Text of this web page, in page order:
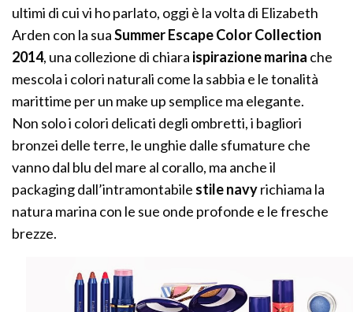
ultimi di cui vi ho parlato, oggi è la volta di Elizabeth
Arden con la suaSummer Escape Color Collection
2014, una collezione di chiara ispirazione marina che
mescola i colori naturali come la sabbia e le tonalità
marittime per un make up semplice ma elegante.
Non solo i colori delicati degli ombretti, i bagliori
bronzei delle terre, le unghie dalle sfumature che
vanno dal blu del mare al corallo, ma anche il
packaging dall’intramontabile stile navyrichiama la
natura marina con le sue onde profonde e le fresche
brezze.